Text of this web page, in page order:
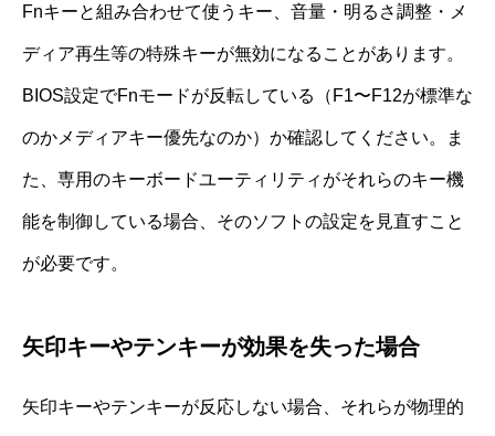
Fnキーと組み合わせて使うキー、音量・明るさ調整・メ
ディア再生等の特殊キーが無効になることがあります。
BIOS設定でFnモードが反転している（F1〜F12が標準な
のかメディアキー優先なのか）か確認してください。ま
た、専用のキーボードユーティリティがそれらのキー機
能を制御している場合、そのソフトの設定を見直すこと
が必要です。
矢印キーやテンキーが効果を失った場合
矢印キーやテンキーが反応しない場合、それらが物理的